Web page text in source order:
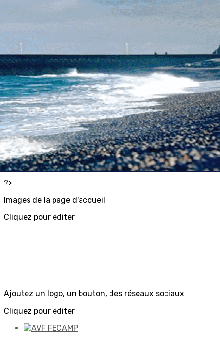
Exporter les lignes sélectionnées
Menu
<
>
Animations annuelles 2025-2026
Programme bimestriel
Animations physiques
Animations culturelles et loisirs
Animations " bien-être "
Animations sorties et découvertes
Sorties extérieures
Agenda
Agenda Google
?>
Images de la page d'accueil
Cliquez pour éditer
Ajoutez un logo, un bouton, des réseaux sociaux
Cliquez pour éditer